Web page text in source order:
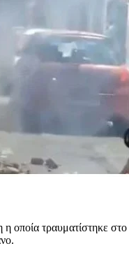
η οποία τραυματίστηκε στο